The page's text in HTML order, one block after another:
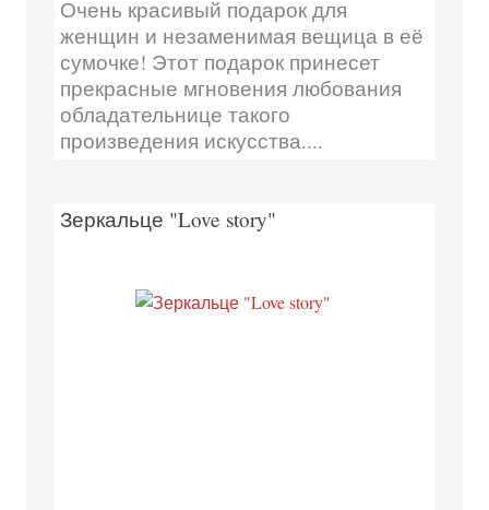
Очень красивый подарок для
женщин и незаменимая вещица в её
сумочке! Этот подарок принесет
прекрасные мгновения любования
обладательнице такого
произведения искусства....
Зеркальце "Love story"